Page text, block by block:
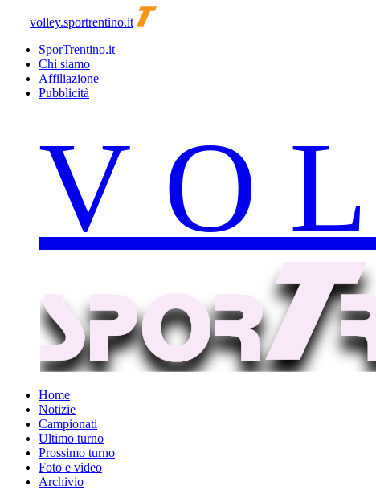
volley.sportrentino.it
SporTrentino.it
Chi siamo
Affiliazione
Pubblicità
Home
Notizie
Campionati
Ultimo turno
Prossimo turno
Foto e video
Archivio